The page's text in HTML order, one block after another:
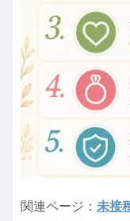
関連ページ： 未接